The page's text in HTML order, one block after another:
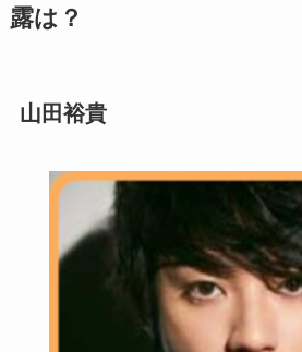
露は？
山田裕貴